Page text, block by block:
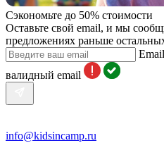
Сэкономьте до 50% стоимости
Оставьте свой email, и мы
предложениях раньше
Email
валидный email
info@kidsincamp.ru